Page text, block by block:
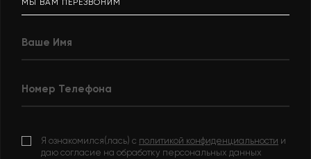
МЫ ВАМ ПЕРЕЗВОНИМ
Я ознакомился(лась) с политикой конфиденциальности и
даю согласие на обработку персональных данных